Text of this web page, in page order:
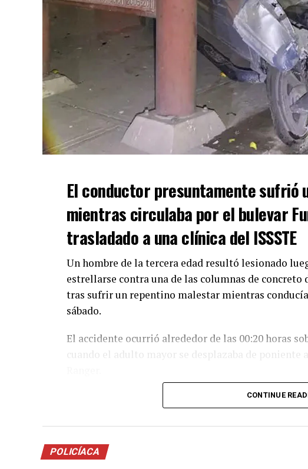
El conductor presuntamente sufrió
mientras circulaba por el bulevar
trasladado a una clínica del ISSSTE
Un hombre de la tercera edad resultó lesionado
estrellarse contra una de las columnas de
tras sufrir un repentino malestar mientras
sábado.
El accidente ocurrió alrededor de las 00:20 horas
cuando el adulto mayor se desplazaba de
De acuerdo con los primeros reportes, al llegar al
manera repentina.
La situación provocó que el conductor perdiera el
CONTINUE
POLICÍACA